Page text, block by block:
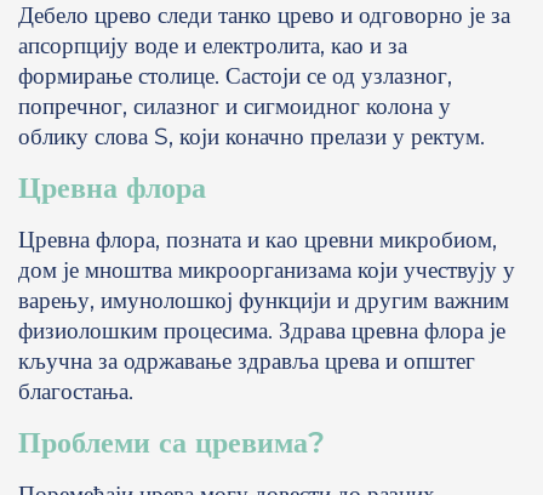
Дебело црево следи танко црево и одговорно је за
апсорпцију воде и електролита, као и за
формирање столице. Састоји се од узлазног,
попречног, силазног и сигмоидног колона у
облику слова S, који коначно прелази у ректум.
Цревна флора
Цревна флора, позната и као цревни микробиом,
дом је мноштва микроорганизама који учествују у
варењу, имунолошкој функцији и другим важним
физиолошким процесима. Здрава цревна флора је
кључна за одржавање здравља црева и општег
благостања.
Проблеми са цревима?